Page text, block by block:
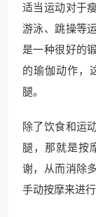
适当运动对于
游泳、跳操等
是一种很好的
的瑜伽动作，
腿。
除了饮食和运
腿，那就是按
谢，从而消除
手动按摩来进